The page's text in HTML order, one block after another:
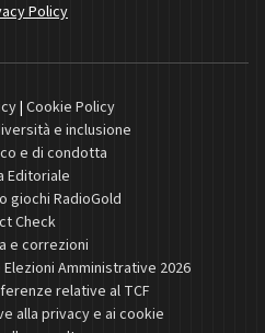
Policy
| Cookie Policy
e inclusione
e di condotta
Editoriale
giochi RadioGold
Check
e correzioni
Amministrative 2026
relative al TCF
alla privacy e ai cookie